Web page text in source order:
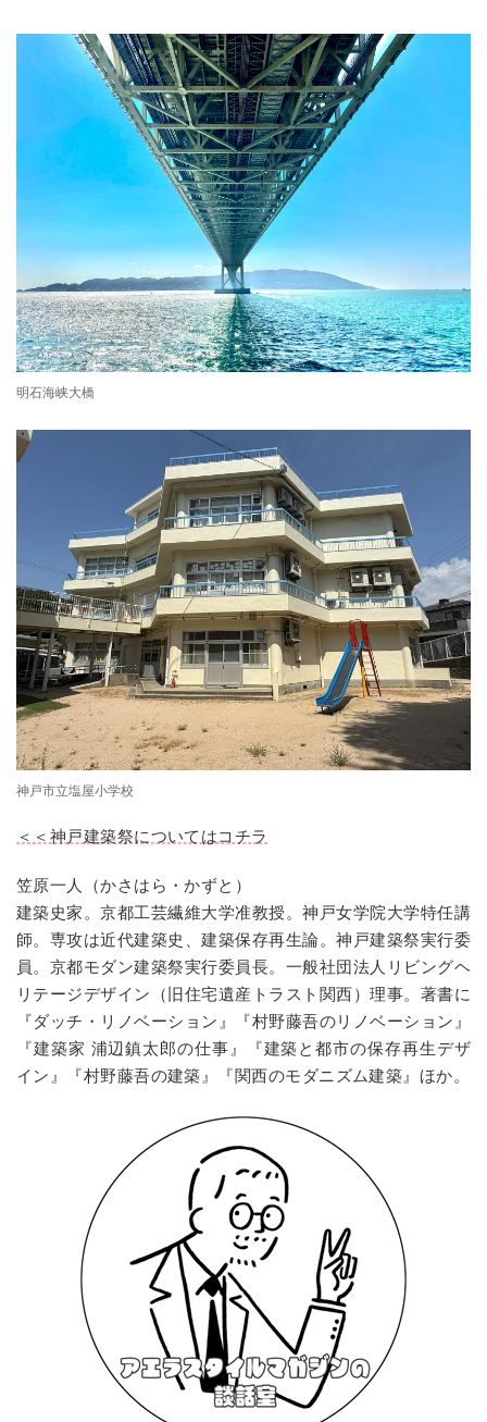
明石海峡大橋
神戸市立塩屋小学校
＜＜神戸建築祭についてはコチラ
笠原一人（かさはら・かずと）
建築史家。京都工芸繊維大学准教授。神戸女学院大学特任講
師。 専攻は近代建築史、建築保存再生論。神戸建築祭実行委
員。京都モダン建築祭実行委員長。一般社団法人リビングヘ
リテージデザイン（旧住宅遺産トラスト関西）理事。 著書に
『ダッチ・リノベーション』『村野藤吾のリノベーション』
『建築家 浦辺鎮太郎の仕事』『建築と都市の保存再生デザ
イン』『村野藤吾の建築』『関西のモダニズム建築』ほか。